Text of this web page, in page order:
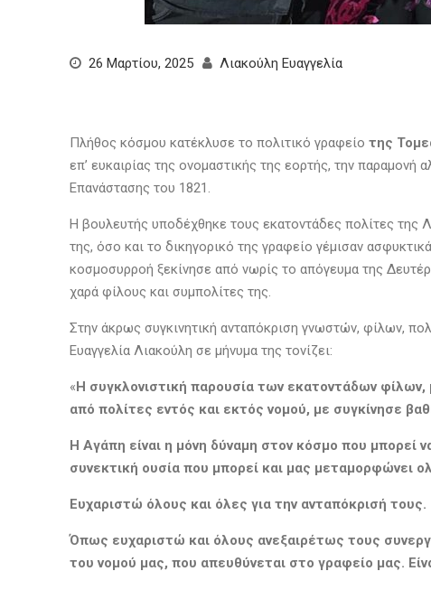
26 Μαρτίου, 2025 Λιακούλη Ευαγγελία
Πλήθος κόσμου κατέκλυσε το πολιτικό γραφείο της
επ’ ευκαιρίας της ονομαστικής της εορτής, την
Επανάστασης του 1821.
Η βουλευτής υποδέχθηκε τους εκατοντάδες πολίτες της
της, όσο και το δικηγορικό της γραφείο γέμισαν
κοσμοσυρροή ξεκίνησε από νωρίς το απόγευμα της
χαρά φίλους και συμπολίτες της.
Στην άκρως συγκινητική ανταπόκριση γνωστών, φίλων,
Ευαγγελία Λιακούλη σε μήνυμα της τονίζει:
«Η συγκλονιστική παρουσία των εκατοντάδων
από πολίτες εντός και εκτός νομού, με συγκίνησε
Η Αγάπη είναι η μόνη δύναμη στον κόσμο που μπορεί
συνεκτική ουσία που μπορεί και μας μεταμορφώνει
Ευχαριστώ όλους και όλες για την ανταπόκρισή τους.
Όπως ευχαριστώ και όλους ανεξαιρέτως τους
του νομού μας, που απευθύνεται στο γραφείο μας.